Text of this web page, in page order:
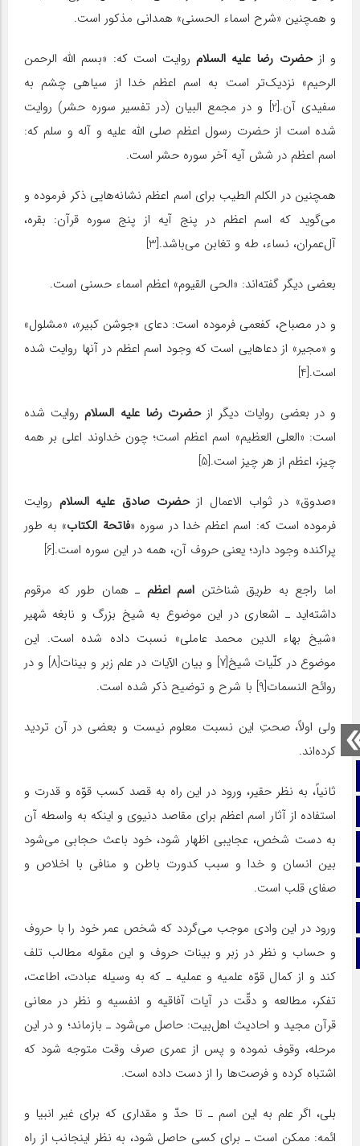
تماس با ما
تلگرام
و همچنین «شرح اسماء الحسنى» همدانى مذکور است.
و ازحضرت رضا علیه السلامروایت است که: «بسم الله الرحمن
الرحیم» نزدیک‌تر است به اسم اعظم خدا از سیاهى چشم به
سفیدى آن.[2] و در مجمع البیان (در تفسیر سوره حشر) روایت
شده است از حضرت رسول اعظم صلی الله علیه و آله و سلم که:
اسم اعظم در شش آیه آخر سوره حشر است.
همچنین در الکلم الطیب براى اسم اعظم نشانه‌هایى ذکر فرموده و
مى‌گوید که اسم اعظم در پنج آیه از پنج سوره قرآن: بقره،
آل‌عمران، نساء، طه و تغابن مى‌باشد.[3]
بعضى دیگر گفته‌اند: «الحی القیوم» اعظم اسماء حسنى است.
و در مصباح، کفعمى فرموده است: دعاى «جوشن کبیر»، «مشلول»
و «مجیر» از دعاهایى است که وجود اسم اعظم در آنها روایت شده
است.[4]
و در بعضى روایات دیگر ازحضرت رضا علیه السلامروایت شده
است: «العلی العظیم» اسم اعظم است؛ چون خداوند اعلى بر همه‌
چیز، اعظم از هر چیز است.[5]
«صدوق» در ثواب الاعمال ازحضرت صادق علیه السلام روایت
فرموده است که: اسم اعظم خدا در سوره «فاتحة الکتاب» ‌به‌ طور
پراکنده وجود دارد؛ یعنى حروف آن، همه در این سوره است.[6]
اما راجع به طریق شناختن اسم اعظم ـ‌ همان‌ طور که مرقوم
داشته‌اید‌ ـ اشعارى در این موضوع به شیخ بزرگ و نابغه شهیر
«شیخ بهاء الدین محمد عاملى» نسبت داده شده است. این
موضوع در کلّیات شیخ[7] و بیان الآیات در علم زبر و بینات[8] و در
روائح النسمات[9] با شرح و توضیح ذکر شده است.
ولى اولاً، صحتِ این نسبت معلوم نیست و بعضى در آن تردید
کرده‌اند.
ثانیاً، به نظر حقیر، ورود در این راه به قصد کسب قوّه و قدرت و
استفاده از آثار اسم اعظم براى مقاصد دنیوى و‌ اینکه به واسطه آن
به دست شخص، عجایبى اظهار شود، خود باعث حجابى مى‌شود
بین انسان و خدا و سبب کدورت باطن و منافى با اخلاص و
صفاى قلب است.
ورود در این وادى موجب مى‌گردد که شخص عمر خود را با حروف
و حساب و نظر در زبر و بینات حروف و این مقوله مطالب تلف
کند و از کمال قوّه علمیه و عملیه ـ ‌که به وسیله عبادت، اطاعت،
تفکر، مطالعه و دقّت در آیات آفاقیه و انفسیه و نظر در معانى
قرآن مجید و احادیث اهل‌بیت: حاصل مى‌شود ‌ـ بازماند؛ و در این
مرحله، وقوف نموده و پس از عمرى صرف وقت متوجه شود که
اشتباه کرده و فرصت‌ها را از دست داده است.
بلى، اگر علم به این اسم ـ ‌تا حدّ و مقدارى که براى غیر انبیا و
ائمه: ممکن است‌ ـ براى کسى حاصل شود، به نظر‌ اینجانب از راه